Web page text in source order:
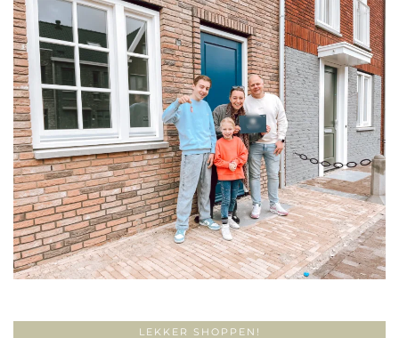
LEKKER SHOPPEN!